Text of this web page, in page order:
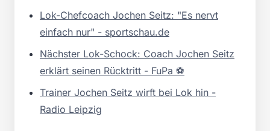
Lok-Chefcoach Jochen Seitz: "Es nervt
einfach nur" - sportschau.de
Nächster Lok-Schock: Coach Jochen Seitz
erklärt seinen Rücktritt - FuPa ⚽️
Trainer Jochen Seitz wirft bei Lok hin -
Radio Leipzig